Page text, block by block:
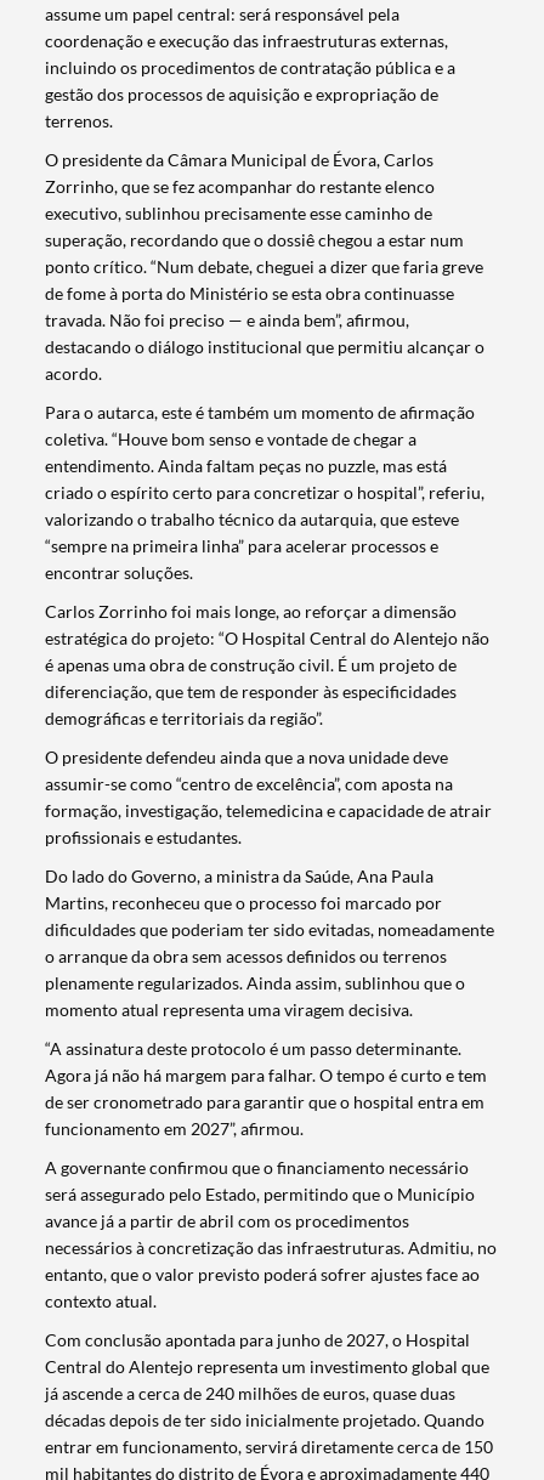
assume um papel central: será responsável pela
coordenação e execução das infraestruturas externas,
incluindo os procedimentos de contratação pública e a
gestão dos processos de aquisição e expropriação de
terrenos.
O presidente da Câmara Municipal de Évora, Carlos
Zorrinho, que se fez acompanhar do restante elenco
executivo, sublinhou precisamente esse caminho de
superação, recordando que o dossiê chegou a estar num
ponto crítico. “Num debate, cheguei a dizer que faria greve
de fome à porta do Ministério se esta obra continuasse
travada. Não foi preciso — e ainda bem”, afirmou,
destacando o diálogo institucional que permitiu alcançar o
acordo.
Para o autarca, este é também um momento de afirmação
coletiva. “Houve bom senso e vontade de chegar a
entendimento. Ainda faltam peças no puzzle, mas está
criado o espírito certo para concretizar o hospital”, referiu,
valorizando o trabalho técnico da autarquia, que esteve
“sempre na primeira linha” para acelerar processos e
encontrar soluções.
Carlos Zorrinho foi mais longe, ao reforçar a dimensão
estratégica do projeto: “O Hospital Central do Alentejo não
é apenas uma obra de construção civil. É um projeto de
diferenciação, que tem de responder às especificidades
demográficas e territoriais da região”.
O presidente defendeu ainda que a nova unidade deve
assumir-se como “centro de excelência”, com aposta na
formação, investigação, telemedicina e capacidade de atrair
profissionais e estudantes.
Do lado do Governo, a ministra da Saúde, Ana Paula
Martins, reconheceu que o processo foi marcado por
dificuldades que poderiam ter sido evitadas, nomeadamente
o arranque da obra sem acessos definidos ou terrenos
plenamente regularizados. Ainda assim, sublinhou que o
momento atual representa uma viragem decisiva.
“A assinatura deste protocolo é um passo determinante.
Agora já não há margem para falhar. O tempo é curto e tem
de ser cronometrado para garantir que o hospital entra em
funcionamento em 2027”, afirmou.
A governante confirmou que o financiamento necessário
será assegurado pelo Estado, permitindo que o Município
avance já a partir de abril com os procedimentos
necessários à concretização das infraestruturas. Admitiu, no
entanto, que o valor previsto poderá sofrer ajustes face ao
contexto atual.
Com conclusão apontada para junho de 2027, o Hospital
Central do Alentejo representa um investimento global que
já ascende a cerca de 240 milhões de euros, quase duas
décadas depois de ter sido inicialmente projetado. Quando
entrar em funcionamento, servirá diretamente cerca de 150
mil habitantes do distrito de Évora e aproximadamente 440